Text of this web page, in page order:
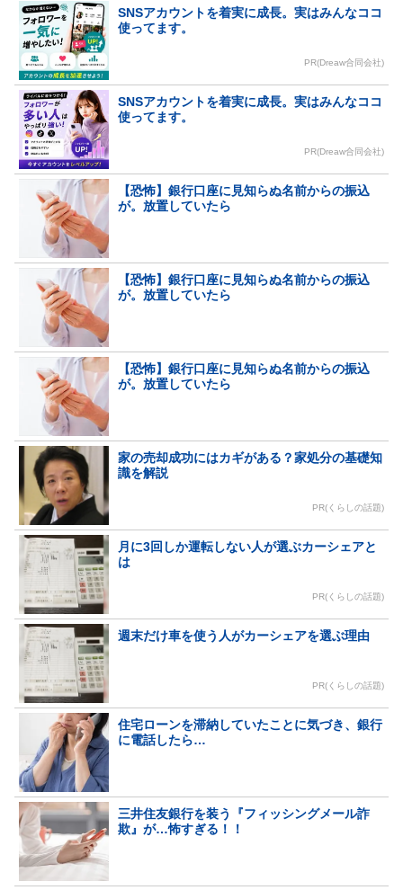
SNSアカウントを着実に成長。実はみんなココ
使ってます。
PR(Dreaw合同会社)
SNSアカウントを着実に成長。実はみんなココ
使ってます。
PR(Dreaw合同会社)
【恐怖】銀行口座に見知らぬ名前からの振込
が。放置していたら
【恐怖】銀行口座に見知らぬ名前からの振込
が。放置していたら
【恐怖】銀行口座に見知らぬ名前からの振込
が。放置していたら
家の売却成功にはカギがある？家処分の基礎知
識を解説
PR(くらしの話題)
月に3回しか運転しない人が選ぶカーシェアと
は
PR(くらしの話題)
週末だけ車を使う人がカーシェアを選ぶ理由
PR(くらしの話題)
住宅ローンを滞納していたことに気づき、銀行
に電話したら…
三井住友銀行を装う『フィッシングメール詐
欺』が…怖すぎる！！